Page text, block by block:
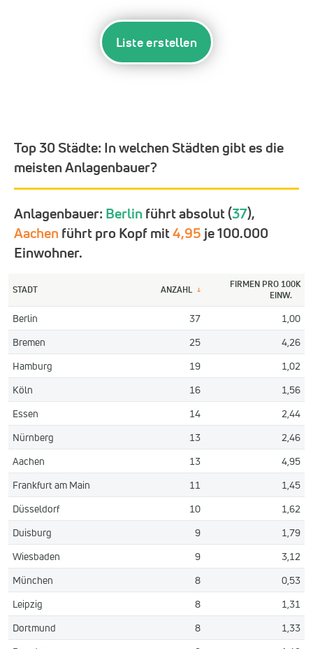
Liste erstellen
Top 30 Städte: In welchen Städten gibt es die
meisten Anlagenbauer?
Anlagenbauer: Berlin führt absolut (37),
Aachen führt pro Kopf mit4,95 je 100.000
Einwohner.
STADT ANZAHL ↓
FIRMEN PRO 100K
EINW.
Berlin 37
1,00
Bremen
25
4,26
Hamburg
19
1,02
Köln
16
1,56
Essen
14
2,44
Nürnberg
13
2,46
Aachen
13
4,95
Frankfurt am Main
11
1,45
Düsseldorf
10
1,62
Duisburg
9
1,79
Wiesbaden
9
3,12
München
8
0,53
Leipzig
8
1,31
Dortmund
8
1,33